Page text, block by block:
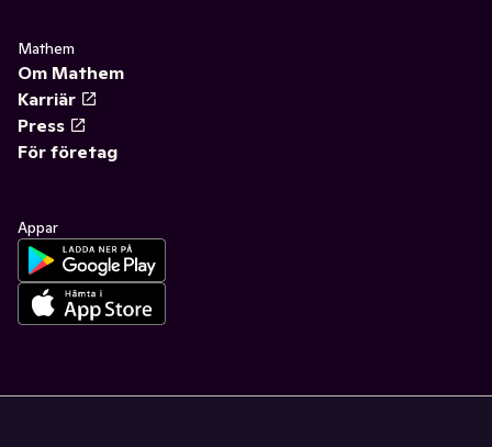
Mathem
Om Mathem
Karriär
Press
För företag
Appar